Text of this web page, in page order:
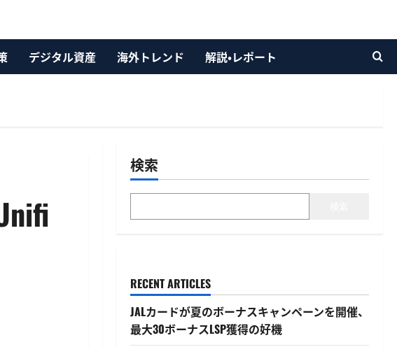
デジタル資産 海外トレンド 解説・レポート
検索
RECENT ARTICLES
JALカードが夏のボーナスキャンペーンを開催、
最大30ボーナスLSP獲得の好機